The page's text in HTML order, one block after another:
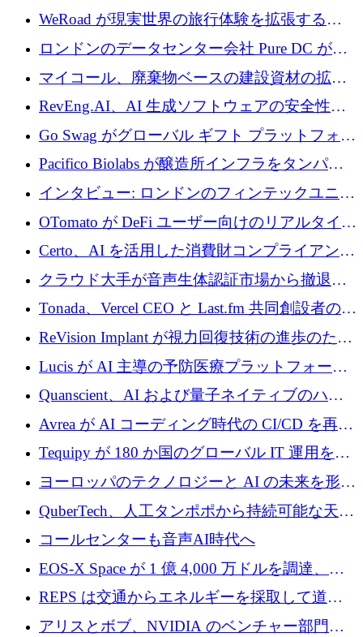
電技術の規模拡大に向けて 430 万ポンドを調
WeRoad が現実世界の旅行体験を拡張するた
めに 5,800 万ドルを獲得
ロンドンのデータセンター会社 Pure DC が欧
州と中東の拡張に 27 億ドルを確保
マイコール、廃棄物ベースの建設資材の拡大
に400万ポンドを投資
RevEng.AI、AI 生成ソフトウェアの安全性を
確保するために 1,500 万ドルを調達
Go Swag がグローバル ギフト プラットフォー
ムを拡大するために 500 万ドルを調達
Pacifico Biolabs が醸造所インフラをタンパク
質生産に転換するために 700 万ユーロを調達
インタビュー: ロンドンのフィンテックユニコ
ーン Tide の CEO、オリバー・プリル氏
OTomato が DeFi ユーザー向けのリアルタイム
インテリジェンス レイヤーを構築するために
Improbable から 200 万ドルを調達
Certo、AI を活用した消費財コンプライアンス
プラットフォームのために 400 万ドルを調達
クラウド大手が音声生体認証市場から撤退す
るなか、Voxmindが54万6,000ポンドのプレシ
ード資金を調達
Tonada、Vercel CEO と Last.fm 共同創設者の支
援を受けてステルス撤退
ReVision Implant が視力回復技術の進歩のため
に 400 万ユーロを確保
Lucis が AI 主導の予防医療プラットフォーム
を拡大するためにシリーズ A で 2,000 万ドル
を調達
Quanscient、AI および量子ネイティブのハー
ドウェア エンジニアリングを推進するために
1,000 万ユーロを調達
Avrea が AI コーディング時代の CI/CD を再発
明するために 470 万ドルをかけてステルスか
ら浮上
Tequipy が 180 か国のグローバル IT 運用を自
動化するために 300 万ユーロ以上を調達
ヨーロッパのテクノロジーと AI の未来を形作
る: イノベーション リーダーが Nexus
Luxembourg 2026 に集まる理由
QuberTech、人工タンポポから持続可能な天然
ゴムを開発するために 340 万ポンドを調達
コールセンターも音声AI時代へ
EOS-X Space が 1 億 4,000 万ドルを調達、
Mistral が Emmi AI を買収、Bliq がエストニア
での完全無人道路運営を承認
REPS は交通からエネルギーを採取して道路
を発電所に変えるために 2,360 万ドルを調達
アリスとボブ、NVIDIA のベンチャー部門か